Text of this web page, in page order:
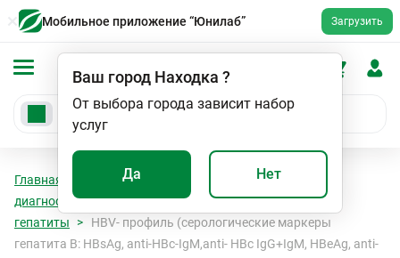
Мобильное приложение “Юнилаб” Загрузить
Ваш город Находка ?
От выбора города зависит набор
услуг
Да Нет
Главная Анализы
Серологическая
диагностика инфекционных заболеваний
Вирусные
гепатиты
HBV- профиль (серологические маркеры
гепатита В: HBsAg, anti-HBc-IgM,anti- HBc IgG+IgМ, HBeAg, anti-